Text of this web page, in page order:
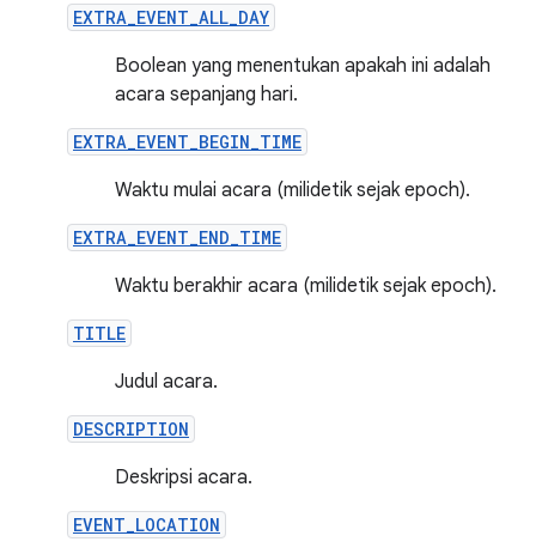
EXTRA_EVENT_ALL_DAY
Boolean yang menentukan apakah ini adalah
acara sepanjang hari.
EXTRA_EVENT_BEGIN_TIME
Waktu mulai acara (milidetik sejak epoch).
EXTRA_EVENT_END_TIME
Waktu berakhir acara (milidetik sejak epoch).
TITLE
Judul acara.
DESCRIPTION
Deskripsi acara.
EVENT_LOCATION